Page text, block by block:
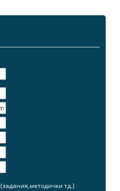
(задания,методички тд.)